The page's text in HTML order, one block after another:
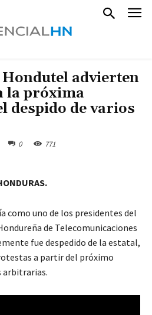
Hondutel advierten
la próxima
despido de varios
0 771
como uno de los presidentes del
de Telecomunicaciones
fue despedido de la estatal,
a partir del próximo
arbitrarias.